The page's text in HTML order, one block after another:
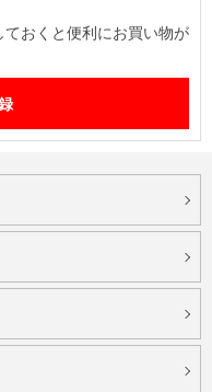
ておくと便利にお買い物が